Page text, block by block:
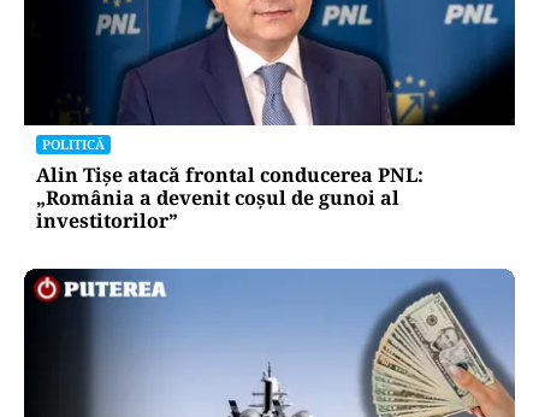
POLITICĂ
Alin Tișe atacă frontal conducerea PNL:
„România a devenit coșul de gunoi al
investitorilor”